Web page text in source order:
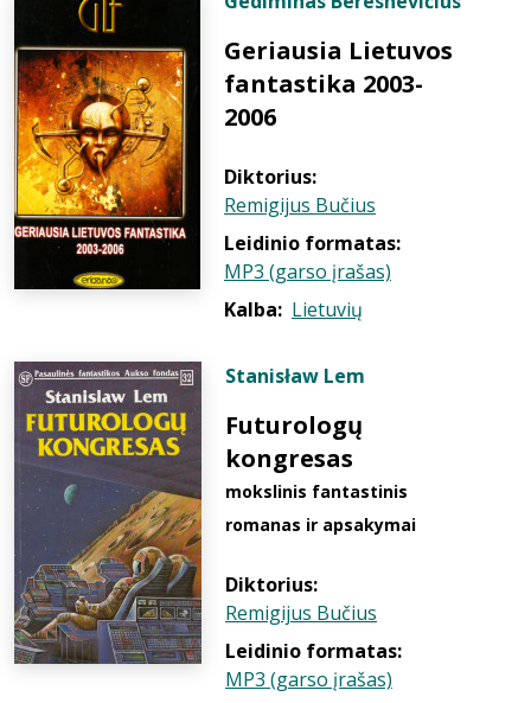
Geriausia Lietuvos
fantastika 2003-
2006
Diktorius:
Remigijus Bučius
Leidinio formatas:
MP3 (garso įrašas)
Kalba: Lietuvių
Stanisław Lem
Futurologų
kongresas
mokslinis fantastinis
romanas ir apsakymai
Diktorius:
Remigijus Bučius
Leidinio formatas:
MP3 (garso įrašas)